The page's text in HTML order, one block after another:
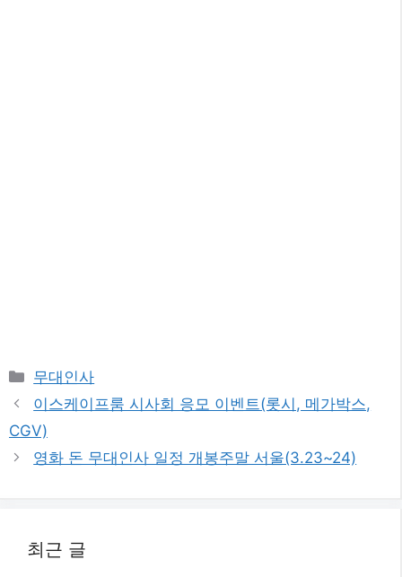
카
테
리
무대인사
이스케이프룸 시사회 응모 이벤트(롯시, 메가박스,
CGV)
영화 돈 무대인사 일정 개봉주말 서울(3.23~24)
최근 글